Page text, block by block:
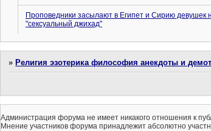
Проповедники засылают в Египет и Сирию девушек
"сексуальный джихад"
»Религия эзотерика философия анекдоты и
Администрация форума не имеет никакого отношения к
Мнение участников форума принадлежит абсолютно